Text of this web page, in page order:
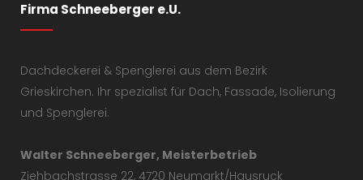
Firma Schneeberger e.U.
Dachdeckerei & Spenglerei aus dem Bezirk
Grieskirchen. Ihr spezialist für Dach, Fassade, Isolierung
und Spenglerei.
Walter Schneeberger, Meisterbetrieb
Ziehbachstrasse 22, 4720 Neumarkt/Hausruck